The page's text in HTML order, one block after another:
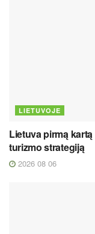
LIETUVOJE
Lietuva pirmą
turizmo strategiją
2026 08 06